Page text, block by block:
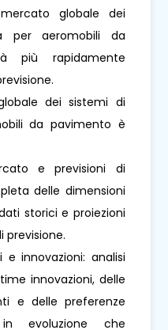
globale dei
per aeromobili da
più rapidamente
dei sistemi di
da pavimento è
e previsioni di
delle dimensioni
storici e proiezioni
previsione.
e innovazioni: analisi
innovazioni, delle
e delle preferenze
evoluzione che